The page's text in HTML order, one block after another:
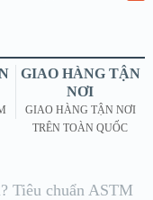
GIAO HÀNG TẬN
NƠI
GIAO HÀNG TẬN NƠI
TRÊN TOÀN QUỐC
Tiêu chuẩn ASTM